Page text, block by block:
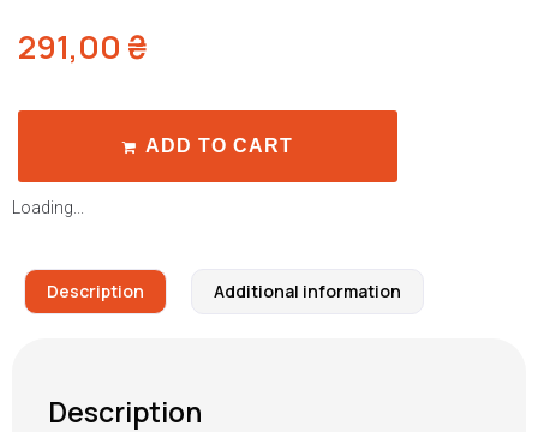
291,00 ₴
ADD TO CART
Loading...
Description Additional information
Description